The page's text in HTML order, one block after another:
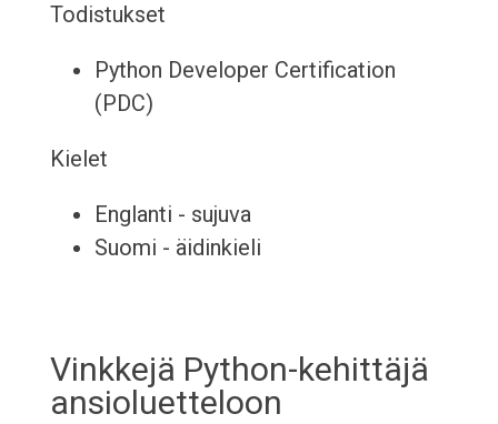
Todistukset
Python Developer Certification
(PDC)
Kielet
Englanti - sujuva
Suomi - äidinkieli
Vinkkejä Python-kehittäjä
ansioluetteloon